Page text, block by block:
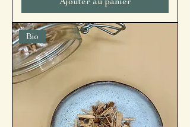
Bio